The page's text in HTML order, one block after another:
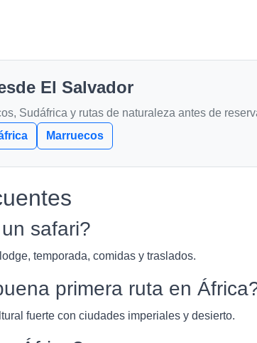
El Salvador
Sudáfrica y rutas de naturaleza antes de
Marruecos
safari?
temporada, comidas y traslados.
primera ruta en
fuerte con ciudades imperiales y desierto.